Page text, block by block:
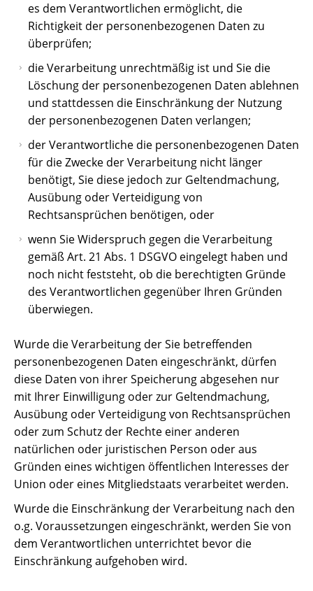
es dem Verantwortlichen ermöglicht, die
Richtigkeit der personenbezogenen Daten zu
überprüfen;
die Verarbeitung unrechtmäßig ist und Sie die
Löschung der personenbezogenen Daten ablehnen
und stattdessen die Einschränkung der Nutzung
der personenbezogenen Daten verlangen;
der Verantwortliche die personenbezogenen Daten
für die Zwecke der Verarbeitung nicht länger
benötigt, Sie diese jedoch zur Geltendmachung,
Ausübung oder Verteidigung von
Rechtsansprüchen benötigen, oder
wenn Sie Widerspruch gegen die Verarbeitung
gemäß Art. 21 Abs. 1 DSGVO eingelegt haben und
noch nicht feststeht, ob die berechtigten Gründe
des Verantwortlichen gegenüber Ihren Gründen
überwiegen.
Wurde die Verarbeitung der Sie betreffenden
personenbezogenen Daten eingeschränkt, dürfen
diese Daten von ihrer Speicherung abgesehen nur
mit Ihrer Einwilligung oder zur Geltendmachung,
Ausübung oder Verteidigung von Rechtsansprüchen
oder zum Schutz der Rechte einer anderen
natürlichen oder juristischen Person oder aus
Gründen eines wichtigen öffentlichen Interesses der
Union oder eines Mitgliedstaats verarbeitet werden.
Wurde die Einschränkung der Verarbeitung nach den
o.g. Voraussetzungen eingeschränkt, werden Sie von
dem Verantwortlichen unterrichtet bevor die
Einschränkung aufgehoben wird.